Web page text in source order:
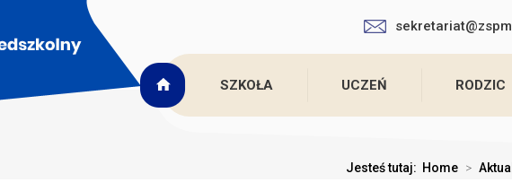
SZKOŁA UCZEŃ RODZIC
Jesteś tutaj: Home >